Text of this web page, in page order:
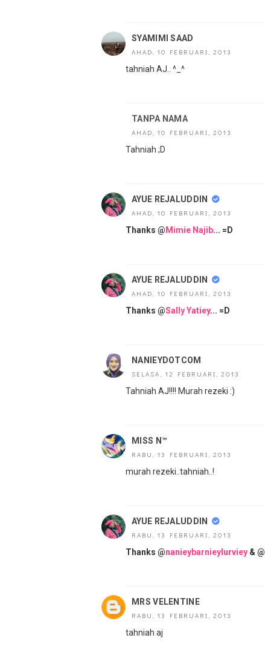
SYAMIMI SAAD
AHAD, 10 FEBRUARI, 2013
tahniah AJ.. ^_^
TANPA NAMA
AHAD, 10 FEBRUARI, 2013
Tahniah ;D
AYUE REJALUDDIN
AHAD, 10 FEBRUARI, 2013
Thanks @ Mimie Najib... =D
AYUE REJALUDDIN
AHAD, 10 FEBRUARI, 2013
Thanks @Sally Yatiey... =D
NANIEYDOTCOM
SELASA, 12 FEBRUARI, 2013
Tahniah AJ!!!! Murah rezeki :)
MISS N™
RABU, 13 FEBRUARI, 2013
murah rezeki..tahniah..!
AYUE REJALUDDIN
RABU, 13 FEBRUARI, 2013
Thanks @nanieybarnieylurviey & @
MRS VELENTINE
RABU, 13 FEBRUARI, 2013
tahniah aj